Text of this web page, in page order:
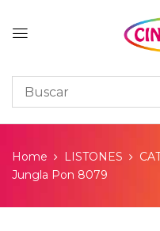
Home LISTONES
Jungla Pon 8079